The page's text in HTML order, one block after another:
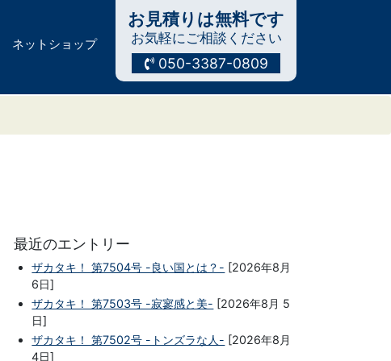
ネットショップ
お見積りは無料です
お気軽にご相談ください
050-3387-0809
最近のエントリー
ザカタキ！ 第7504号 -良い国とは？- [2026年8月
6日]
ザカタキ！ 第7503号 -寂寥感と美- [2026年8月 5
日]
ザカタキ！ 第7502号 -トンズラな人- [2026年8月
4日]